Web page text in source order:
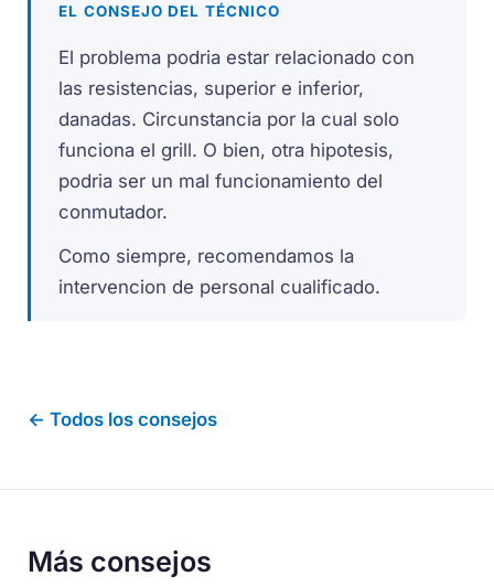
EL CONSEJO DEL TÉCNICO
El problema podria estar relacionado con
las resistencias, superior e inferior,
danadas. Circunstancia por la cual solo
funciona el grill. O bien, otra hipotesis,
podria ser un mal funcionamiento del
conmutador.
Como siempre, recomendamos la
intervencion de personal cualificado.
← Todos los consejos
Más consejos